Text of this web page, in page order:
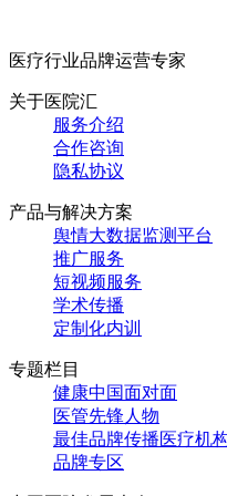
医疗行业品牌运营专家
关于医院汇
服务介绍
合作咨询
隐私协议
产品与解决方案
舆情大数据监测平台
推广服务
短视频服务
学术传播
定制化内训
专题栏目
健康中国面对面
医管先锋人物
最佳品牌传播医疗机
品牌专区